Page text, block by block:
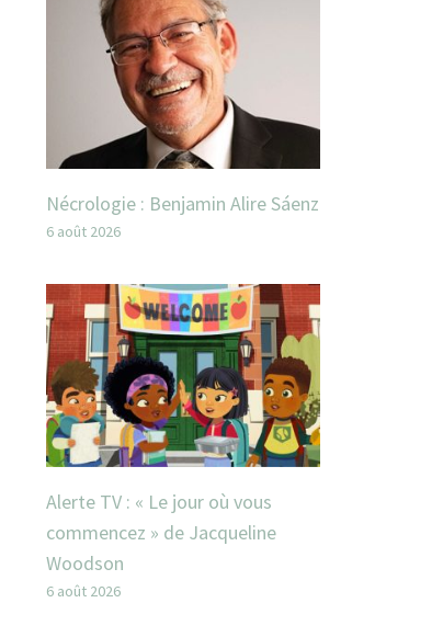
Nécrologie : Benjamin Alire Sáenz
6 août 2026
Alerte TV : « Le jour où vous
commencez » de Jacqueline
Woodson
6 août 2026